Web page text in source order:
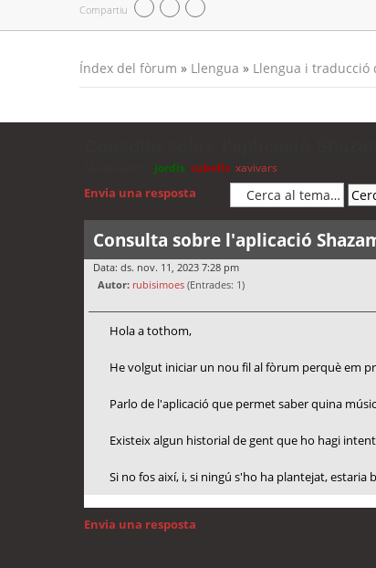
Compartiu
Índex del fòrum » Llengua » Llengua i traducció
jordis cubells xavivars
Envia una resposta
Consulta sobre l'aplicació
Data: ds. nov. 11, 2023 7:28 pm
Autor: rubisimoes (Entrades: 1)
Hola a tothom,
He volgut iniciar un nou fil al fòrum perquè em
Parlo de l'aplicació que permet saber quina
Existeix algun historial de gent que ho hagi
Si no fos així, i, si ningú s'ho ha plantejat,
Envia una resposta